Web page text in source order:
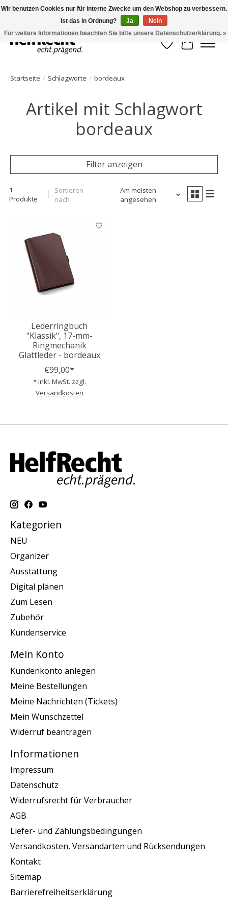
HelfRecht-Planer | Jahresaktualisierungen | Zubehör
Wunschzettel
Ihr
Startseite / Schlagworte / bordeaux
Artikel mit Schlagwort
bordeaux
Filter anzeigen
1
Produkte
Sortieren
nach
Am meisten
angesehen
Lederringbuch
"Klassik", 17-mm-
Ringmechanik
Glattleder - bordeaux
€99,00*
* Inkl. MwSt. zzgl.
Versandkosten
Kategorien
NEU
Organizer
Ausstattung
Digital planen
Zum Lesen
Zubehör
Kundenservice
Mein Konto
Kundenkonto anlegen
Meine Bestellungen
Meine Nachrichten (Tickets)
Mein Wunschzettel
Widerruf beantragen
Informationen
Impressum
Datenschutz
Widerrufsrecht für Verbraucher
AGB
Liefer- und Zahlungsbedingungen
Versandkosten, Versandarten und Rücksendungen
Kontakt
Sitemap
Barrierefreiheitserklärung
Wir benutzen Cookies nur für interne Zwecke um den Webshop zu verbessern.
Ist das in Ordnung?
Ja
Nein
Für weitere Informationen beachten Sie bitte unsere Datenschutzerklärung. »